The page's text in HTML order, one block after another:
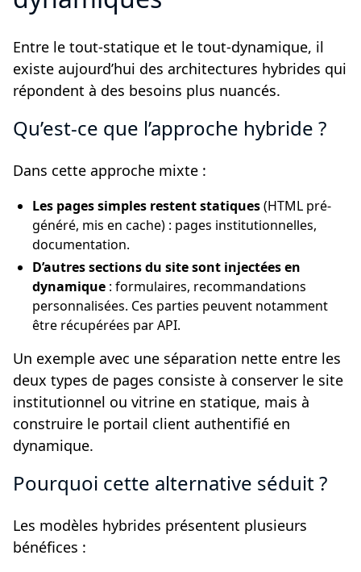
Entre le tout-statique et le tout-dynamique, il
existe aujourd’hui des architectures hybrides qui
répondent à des besoins plus nuancés.
Qu’est-ce que l’approche hybride ?
Dans cette approche mixte :
Les pages simples restent statiques(HTML pré-
généré, mis en cache) : pages institutionnelles,
documentation.
D’autres sections du site sont injectées en
dynamique : formulaires, recommandations
personnalisées. Ces parties peuvent notamment
être récupérées par API.
Un exemple avec une séparation nette entre les
deux types de pages consiste à conserver le site
institutionnel ou vitrine en statique, mais à
construire le portail client authentifié en
dynamique.
Pourquoi cette alternative séduit ?
Les modèles hybrides présentent plusieurs
bénéfices :